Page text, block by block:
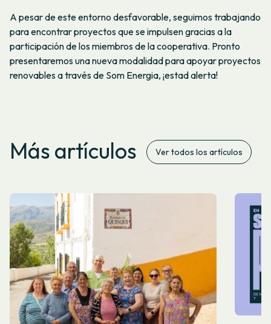
A pesar de este entorno desfavorable, seguimos trabajando
para encontrar proyectos que se impulsen gracias a la
participación de los miembros de la cooperativa. Pronto
presentaremos una nueva modalidad para apoyar proyectos
renovables a través de Som Energia, ¡estad alerta!
Más artículos Ver todos los artículos